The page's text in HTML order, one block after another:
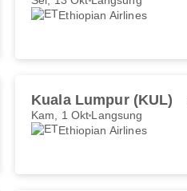
Ethiopian Airlines
Kuala Lumpur (KUL)
Kam, 1 Okt Langsung
Ethiopian Airlines